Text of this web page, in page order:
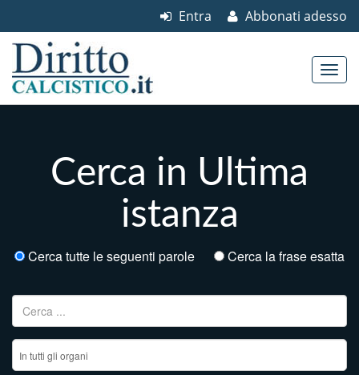
Abbonati adesso
Entra
Cerca in Ultima
istanza
Cerca tutte le seguenti parole Cerca la frase esatta
Ricerca per: